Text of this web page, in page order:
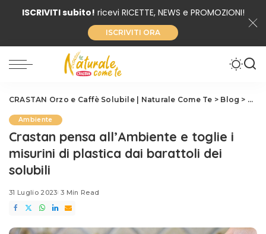
ISCRIVITI subito! ricevi RICETTE, NEWS e PROMOZIONI!
ISCRIVITI ORA
CRASTAN Orzo e Caffè Solubile | Naturale Come Te > Blog >
Ambiente
Crastan pensa all’Ambiente e toglie i
misurini di plastica dai barattoli dei
solubili
31 Luglio 2023 3 Min Read